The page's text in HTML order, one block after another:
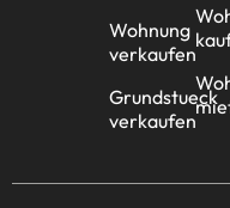
Wohnung
verkaufen
Grundstueck
verkaufen